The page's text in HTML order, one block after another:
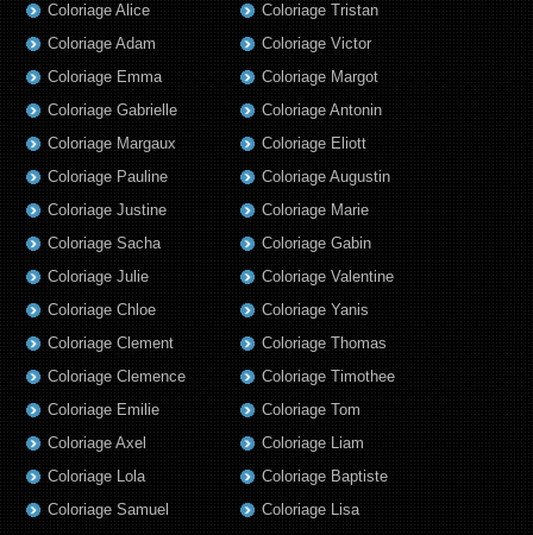
Coloriage Alice
Coloriage Adam
Coloriage Emma
Coloriage Gabrielle
Coloriage Tristan
Coloriage Victor
Coloriage Margot
Coloriage Antonin
Coloriage Margaux
Coloriage Pauline
Coloriage Justine
Coloriage Sacha
Coloriage Julie
Coloriage Chloe
Coloriage Clement
Coloriage Clemence
Coloriage Emilie
Coloriage Axel
Coloriage Lola
Coloriage Samuel
Coloriage Eliott
Coloriage Augustin
Coloriage Marie
Coloriage Gabin
Coloriage Valentine
Coloriage Yanis
Coloriage Thomas
Coloriage Timothee
Coloriage Tom
Coloriage Liam
Coloriage Baptiste
Coloriage Lisa